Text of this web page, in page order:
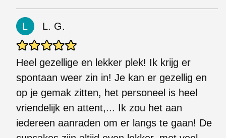
L. G.
Heel gezellige en lekker plek! Ik krijg er
spontaan weer zin in! Je kan er gezellig en
op je gemak zitten, het personeel is heel
vriendelijk en attent,... Ik zou het aan
iedereen aanraden om er langs te gaan! De